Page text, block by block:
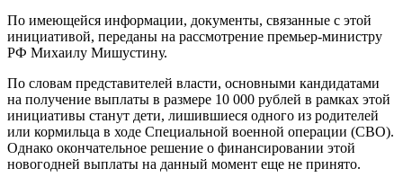
По имеющейся информации, документы, связанные с этой
инициативой, переданы на рассмотрение премьер-министру
РФ Михаилу Мишустину.
По словам представителей власти, основными кандидатами
на получение выплаты в размере 10 000 рублей в рамках этой
инициативы станут дети, лишившиеся одного из родителей
или кормильца в ходе Специальной военной операции (СВО).
Однако окончательное решение о финансировании этой
новогодней выплаты на данный момент еще не принято.